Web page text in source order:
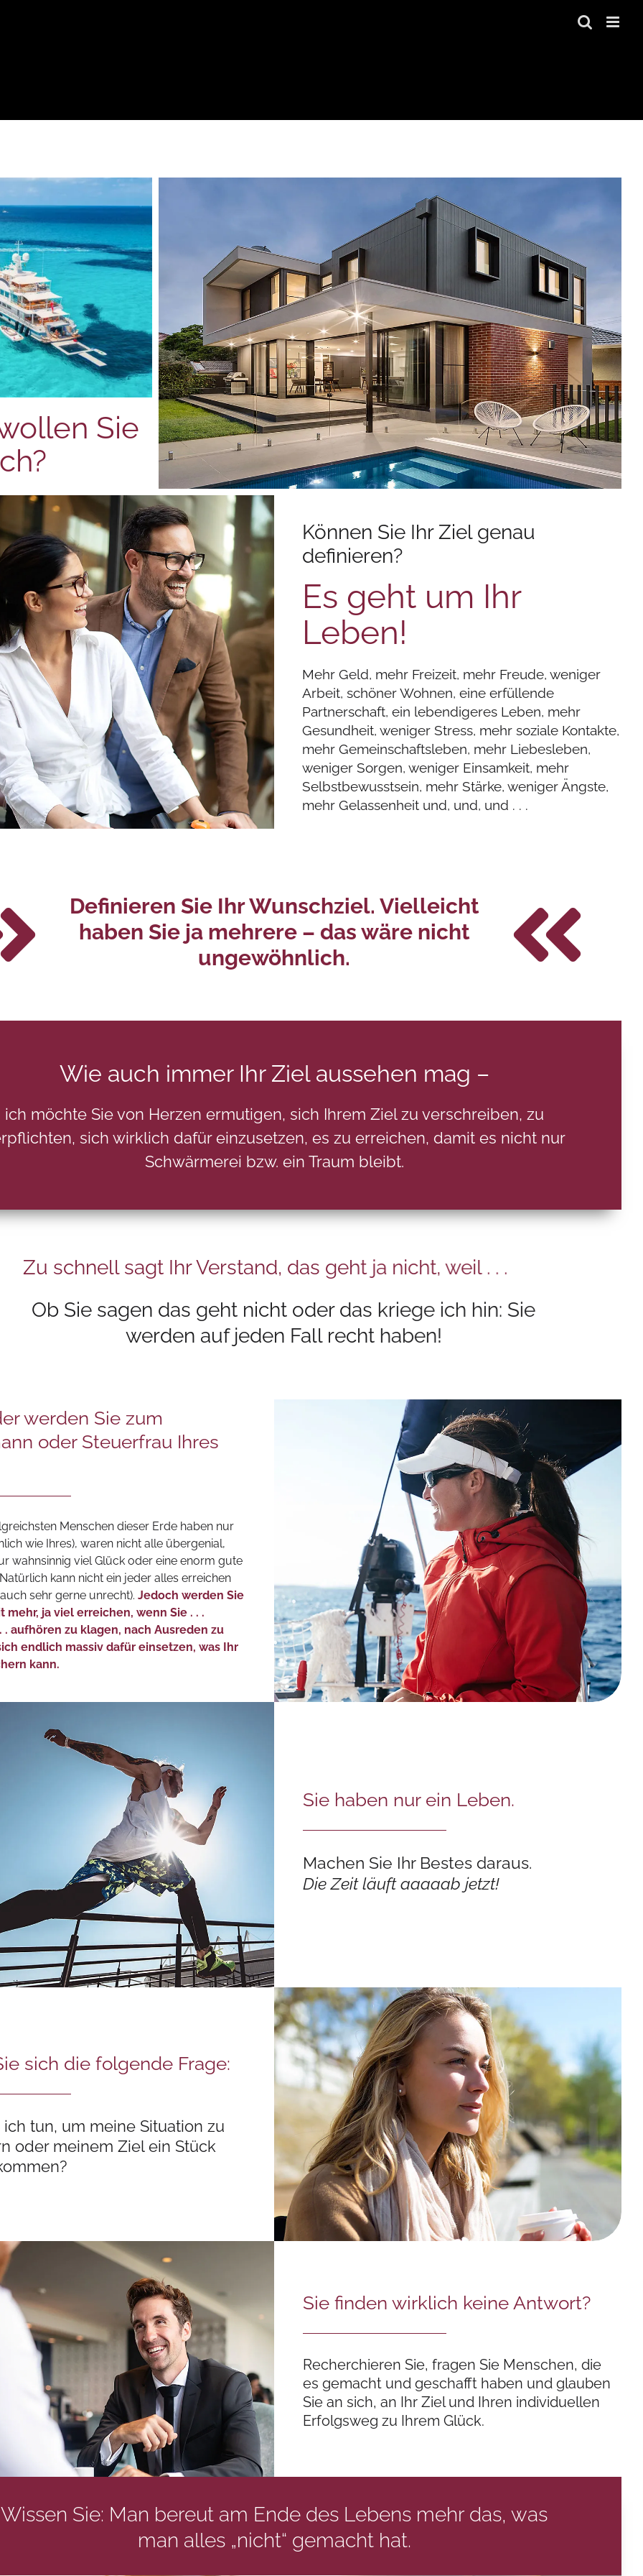
Sie
Können Sie Ihr Ziel genau
definieren?
Es geht um Ihr
Leben!
Mehr Geld, mehr Freizeit, mehr Freude, weniger
Arbeit, schöner Wohnen, eine erfüllende
Partnerschaft, ein lebendigeres Leben, mehr
Gesundheit, weniger Stress, mehr soziale Kontakte,
mehr Gemeinschaftsleben, mehr Liebesleben,
weniger Sorgen, weniger Einsamkeit, mehr
Selbstbewusstsein, mehr Stärke, weniger Ängste,
mehr Gelassenheit und, und, und . . .
Definieren Sie Ihr Wunschziel. Vielleicht
haben Sie ja mehrere – das wäre nicht
ungewöhnlich.
Wie auch immer Ihr Ziel aussehen mag –
ich möchte Sie von Herzen ermutigen, sich Ihrem Ziel zu verschreiben, zu
sich wirklich dafür einzusetzen, es zu erreichen, damit es nicht nur
Schwärmerei bzw. ein Traum bleibt.
Zu schnell sagt Ihr Verstand, das geht ja nicht, weil . . .
Ob Sie sagen das geht nicht oder das kriege ich hin: Sie
werden auf jeden Fall recht haben!
werden Sie zum
oder Steuerfrau Ihres
Menschen dieser Erde haben nur
wie Ihres), waren nicht alle übergenial,
wahnsinnig viel Glück oder eine enorm gute
kann nicht ein jeder alles erreichen
sehr gerne unrecht). Jedoch werden Sie
mehr, ja viel erreichen, wenn Sie . . .
. aufhören zu klagen, nach Ausreden zu
endlich massiv dafür einsetzen, was Ihr
kann.
Sie haben nur ein Leben.
Machen Sie Ihr Bestes daraus.
Die Zeit läuft aaaaab jetzt!
sich die folgende Frage:
tun, um meine Situation zu
oder meinem Ziel ein Stück
Sie finden wirklich keine Antwort?
Recherchieren Sie, fragen Sie Menschen, die
es gemacht und geschafft haben und glauben
Sie an sich, an Ihr Ziel und Ihren individuellen
Erfolgsweg zu Ihrem Glück.
Wissen Sie: Man bereut am Ende des Lebens mehr das, was
man alles „nicht“ gemacht hat.